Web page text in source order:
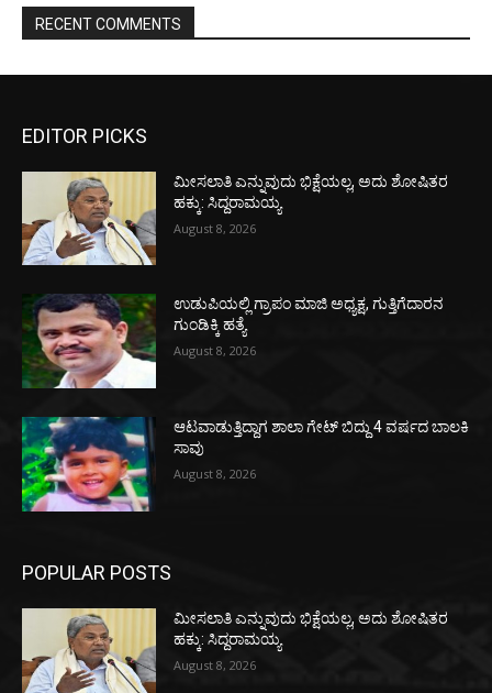
RECENT COMMENTS
EDITOR PICKS
ಮೀಸಲಾತಿ ಎನ್ನುವುದು ಭಿಕ್ಷೆಯಲ್ಲ, ಅದು ಶೋಷಿತರ
ಹಕ್ಕು: ಸಿದ್ದರಾಮಯ್ಯ
August 8, 2026
ಉಡುಪಿಯಲ್ಲಿ ಗ್ರಾಪಂ ಮಾಜಿ ಅಧ್ಯಕ್ಷ, ಗುತ್ತಿಗೆದಾರನ
ಗುಂಡಿಕ್ಕಿ ಹತ್ಯೆ
August 8, 2026
ಆಟವಾಡುತ್ತಿದ್ದಾಗ ಶಾಲಾ ಗೇಟ್‌ ಬಿದ್ದು 4 ವರ್ಷದ ಬಾಲಕಿ
ಸಾವು
August 8, 2026
POPULAR POSTS
ಮೀಸಲಾತಿ ಎನ್ನುವುದು ಭಿಕ್ಷೆಯಲ್ಲ, ಅದು ಶೋಷಿತರ
ಹಕ್ಕು: ಸಿದ್ದರಾಮಯ್ಯ
August 8, 2026